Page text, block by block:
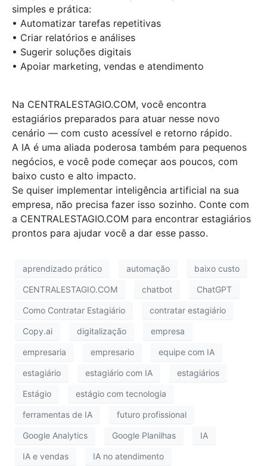
simples e prática:
• Automatizar tarefas repetitivas
• Criar relatórios e análises
• Sugerir soluções digitais
• Apoiar marketing, vendas e atendimento
Na CENTRALESTAGIO.COM, você encontra
estagiários preparados para atuar nesse novo
cenário — com custo acessível e retorno rápido.
A IA é uma aliada poderosa também para pequenos
negócios, e você pode começar aos poucos, com
baixo custo e alto impacto.
Se quiser implementar inteligência artificial na sua
empresa, não precisa fazer isso sozinho. Conte com
a CENTRALESTAGIO.COM para encontrar estagiários
prontos para ajudar você a dar esse passo.
aprendizado prático automação baixo custo
CENTRALESTAGIO.COM chatbot ChatGPT
Como Contratar Estagiário contratar estagiário
Copy.ai digitalização empresa
empresaria empresario equipe com IA
estagiário estagiário com IA estagiários
Estágio estágio com tecnologia
ferramentas de IA futuro profissional
Google Analytics Google Planilhas IA
IA e vendas IA no atendimento